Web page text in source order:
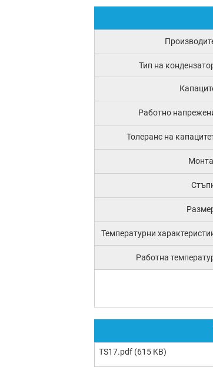
Тип на
Работно
Толеранс на
Температурни
Работна
TS17.pdf (615 KB)